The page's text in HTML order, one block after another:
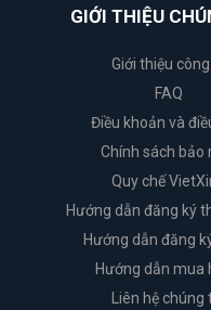
GIỚI THIỆU
Giới thiệu
FAQ
Điều khoản và
Chính sách bảo
Quy chế
Hướng dẫn đăng ký
Hướng dẫn đăng
Hướng dẫn mua
Liên hệ chúng